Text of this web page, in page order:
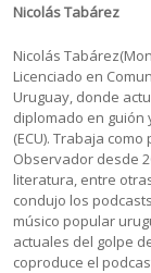
Nicolás Tabárez
Nicolás
Licenciado en
Uruguay, donde
diplomado en guión
(ECU). Trabaja
Observador desde
literatura, entre
condujo los
músico popular
actuales del golpe
coproduce el